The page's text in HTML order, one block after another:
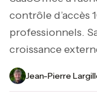
contrôle d’accès
professionnels.
croissance
Jean-Pierre